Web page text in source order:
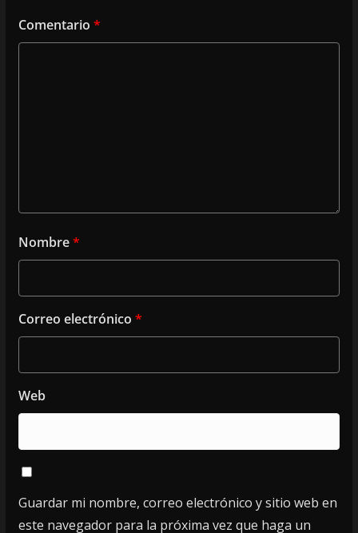
Comentario *
Nombre*
Correo electrónico *
Web
Guardar mi nombre, correo electrónico y sitio web en
este navegador para la próxima vez que haga un